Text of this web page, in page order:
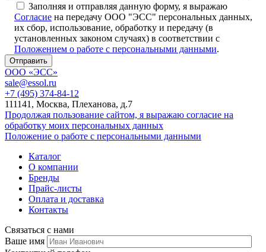
Заполняя и отправляя данную форму, я выражаю
Согласие на передачу ООО "ЭСС" персональных данных,
их сбор, использование, обработку и передачу (в
установленных законом случаях) в соответствии с
Положением о работе с персональными данными.
ООО «ЭСС»
sale@essol.ru
+7 (495) 374-84-12
111141, Москва, Плеханова, д.7
Продолжая пользование сайтом, я выражаю согласие на
обработку моих персональных данных
Положение о работе с персональными данными
Каталог
О компании
Бренды
Прайс-листы
Оплата и доставка
Контакты
Связаться с нами
Ваше имя